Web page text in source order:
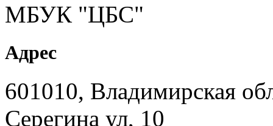
МБУК "ЦБС"
Адрес
601010, Владимирская
Серегина ул, 10